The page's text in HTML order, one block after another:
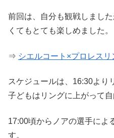
前回は、自分も観戦しまし
くてもとても楽しめました。
⇒ シエルコート×プロレス
スケジュールは、16:30より
子どもはリングに上がって自
17:00頃からノアの選手によ
す。